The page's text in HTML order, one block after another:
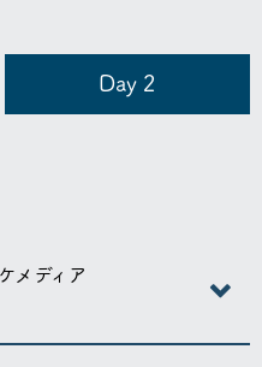
Day 2
メディア